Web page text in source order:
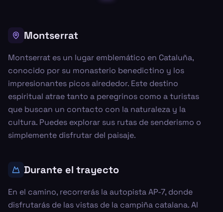
Montserrat
Montserrat es un lugar emblemático en Cataluña,
conocido por su monasterio benedictino y los
impresionantes picos alrededor. Este destino
espiritual atrae tanto a peregrinos como a turistas
que buscan un contacto con la naturaleza y la
cultura. Puedes explorar sus rutas de senderismo o
simplemente disfrutar del paisaje.
Durante el trayecto
En el camino, recorrerás la autopista AP-7, donde
disfrutarás de las vistas de la campiña catalana. Al